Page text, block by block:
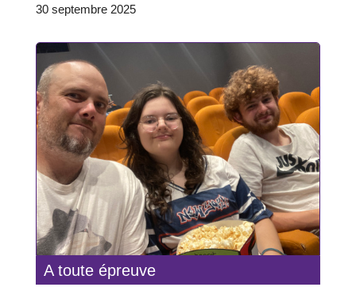
30 septembre 2025
A toute épreuve